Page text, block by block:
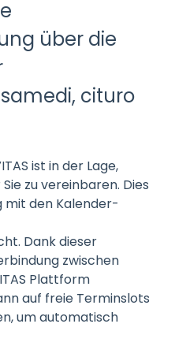
über die
cituro
ist in der Lage,
zu vereinbaren. Dies
mit den Kalender-
Dank dieser
zwischen
Plattform
auf freie Terminslots
um automatisch